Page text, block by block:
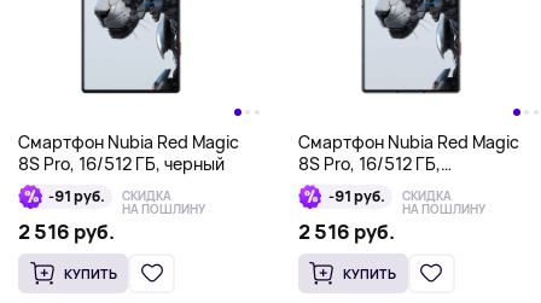
Смартфон Nubia Red Magic
8S Pro, 16/512 ГБ, черный
-91 руб. СКИДКА
НА ПОШЛИНУ
2 516 руб.
КУПИТЬ
Смартфон Nubia Red Magic
8S Pro, 16/512 ГБ,
серебряный
-91 руб. СКИДКА
НА ПОШЛИНУ
2 516 руб.
КУПИТЬ